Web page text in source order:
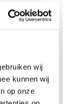
wij
kunnen wij
op onze
sich